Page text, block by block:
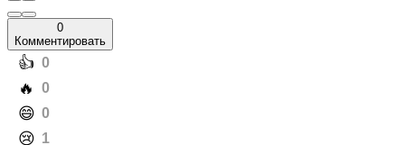
0
Комментировать
️👍 0
️🔥 0
️😄 0
️😢 1